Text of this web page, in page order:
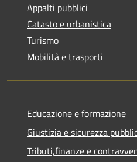
Appalti pubblici
Catasto e urbanistica
Turismo
Mobilità e trasporti
Educazione e formazione
Giustizia e sicurezza
Tributi,finanze e